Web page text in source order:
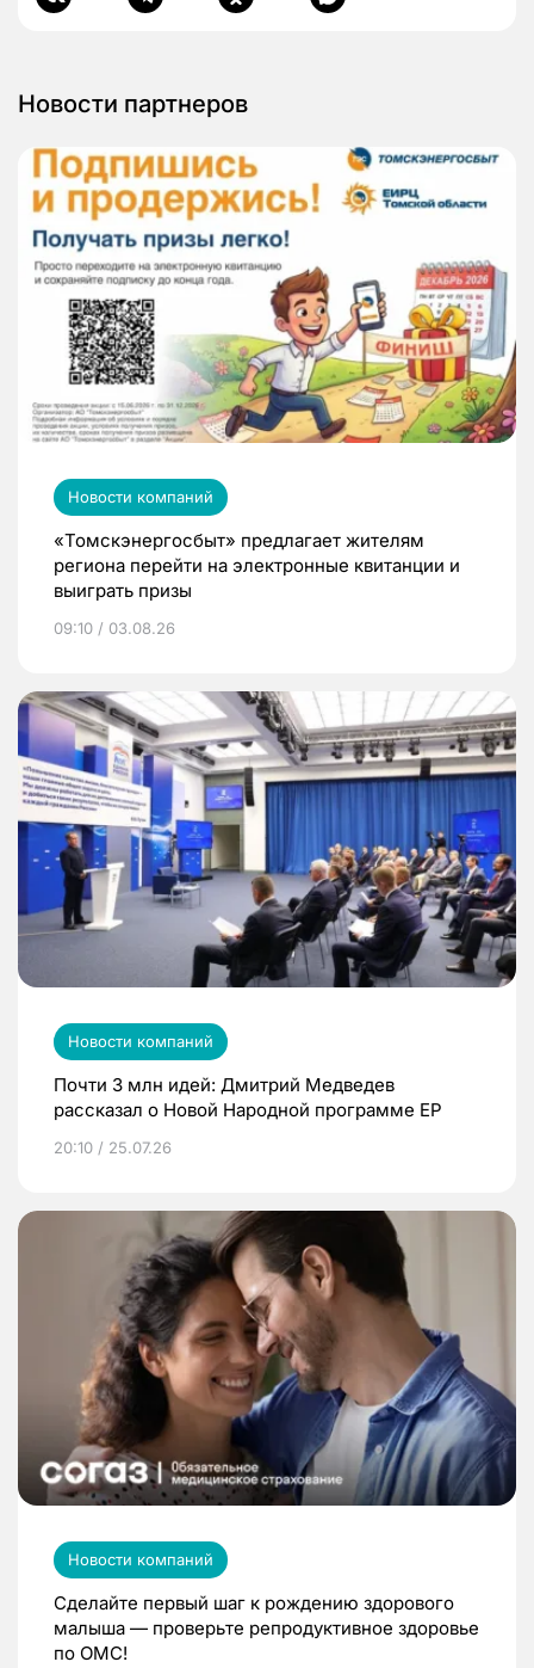
Новости партнеров
Новости компаний
«Томскэнергосбыт» предлагает жителям
региона перейти на электронные квитанции и
выиграть призы
09:10 / 03.08.26
Новости компаний
Почти 3 млн идей: Дмитрий Медведев
рассказал о Новой Народной программе ЕР
20:10 / 25.07.26
Новости компаний
Сделайте первый шаг к рождению здорового
малыша — проверьте репродуктивное здоровье
по ОМС!